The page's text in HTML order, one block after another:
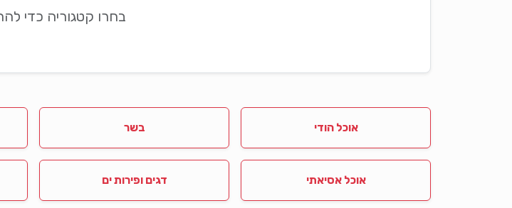
בחרו קטגוריה כדי
אוכל הודי בשר
אוכל אסיאתי דגים ופירות ים